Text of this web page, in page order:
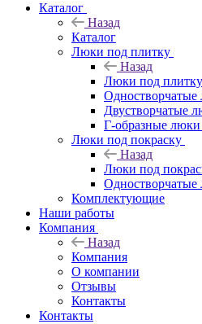
Каталог
Назад
Каталог
Люки под плитку
Назад
Люки под плитку
Двустворчатые
Г-образные
Люки под покраску
Назад
Люки под
Одностворчатые
Комплектующие
Наши работы
Компания
Назад
Компания
О компании
Отзывы
Контакты
Контакты